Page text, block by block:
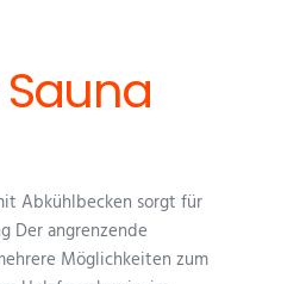
Abkühlbecken sorgt für
Der angrenzende
Möglichkeiten zum